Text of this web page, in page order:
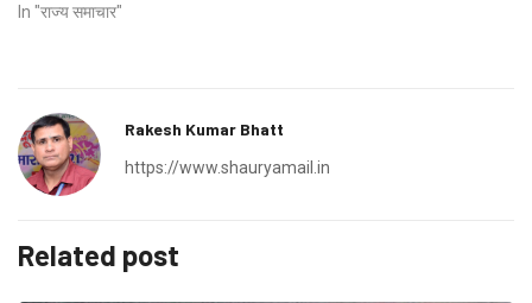
In "राज्य समाचार"
Rakesh Kumar Bhatt
https://www.shauryamail.in
Related post